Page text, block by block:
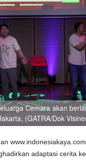
Cemara akan
(GATRA/Dok
adaptasi cerita